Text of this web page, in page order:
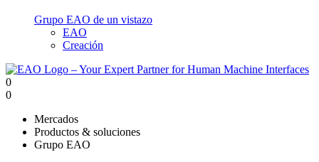
Grupo EAO de un vistazo
EAO
Creación
0
0
Mercados
Productos & soluciones
Grupo EAO